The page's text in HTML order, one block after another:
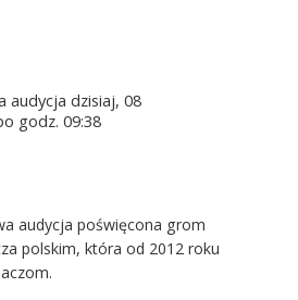
audycja dzisiaj, 08
godz. 09:38
audycja poświęcona grom
polskim, która od 2012 roku